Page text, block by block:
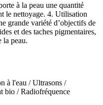
à la peau une quantité
le nettoyage. 4. Utilisation
grande variété d’objectifs de
et des taches pigmentaires,
la peau.
à l'eau / Ultrasons /
bio / Radiofréquence